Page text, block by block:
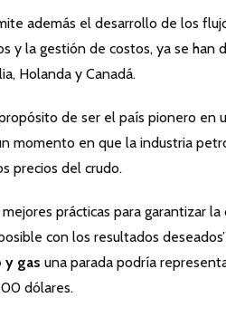
además el desarrollo de los
y la gestión de costos, ya se han
Holanda y Canadá.
de ser el país pionero en
momento en que la industria
precios del crudo.
prácticas para garantizar
con los resultados
y gas una parada podría
dólares.